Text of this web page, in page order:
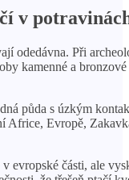
v
odedávna. Při
kamenné a bronzové
půda s úzkým
Africe, Evropě,
evropské části, ale